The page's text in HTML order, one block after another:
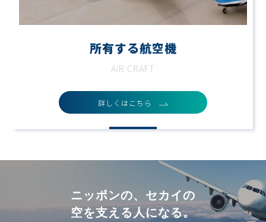
所有する航空機
AIR CRAFT
詳しくはこちら
ニッポンの、セカイの
空を支える人になる。